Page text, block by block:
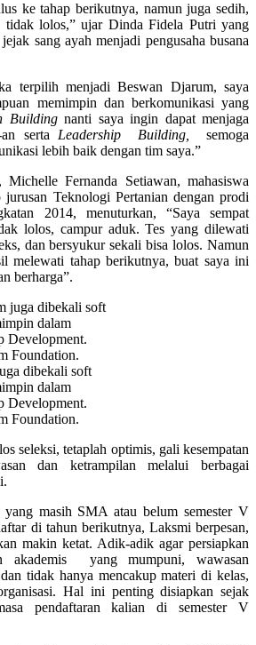
ke tahap berikutnya, namun juga sedih,
tidak lolos,” ujar Dinda Fidela Putri yang
sang ayah menjadi pengusaha busana
terpilih menjadi Beswan Djarum, saya
memimpin dan berkomunikasi yang
Buildingnanti saya ingin dapat menjaga
serta Leadership Building,
semoga
lebih baik dengan tim saya.”
Michelle Fernanda Setiawan, mahasiswa
Teknologi Pertanian dengan prodi
2014, menuturkan, “Saya sempat
lolos, campur aduk. Tes yang dilewati
dan bersyukur sekali bisa lolos. Namun
melewati tahap berikutnya, buat saya ini
berharga”.
dibekali soft
dalam
Development.
Foundation.
seleksi, tetaplah optimis, gali kesempatan
dan ketrampilan melalui berbagai
yang masih SMA atau belum semester V
di tahun berikutnya, Laksmi berpesan,
makin ketat. Adik-adik agar persiapkan
akademis yang mumpuni, wawasan
tidak hanya mencakup materi di kelas,
Hal ini penting disiapkan sejak
pendaftaran kalian di semester V